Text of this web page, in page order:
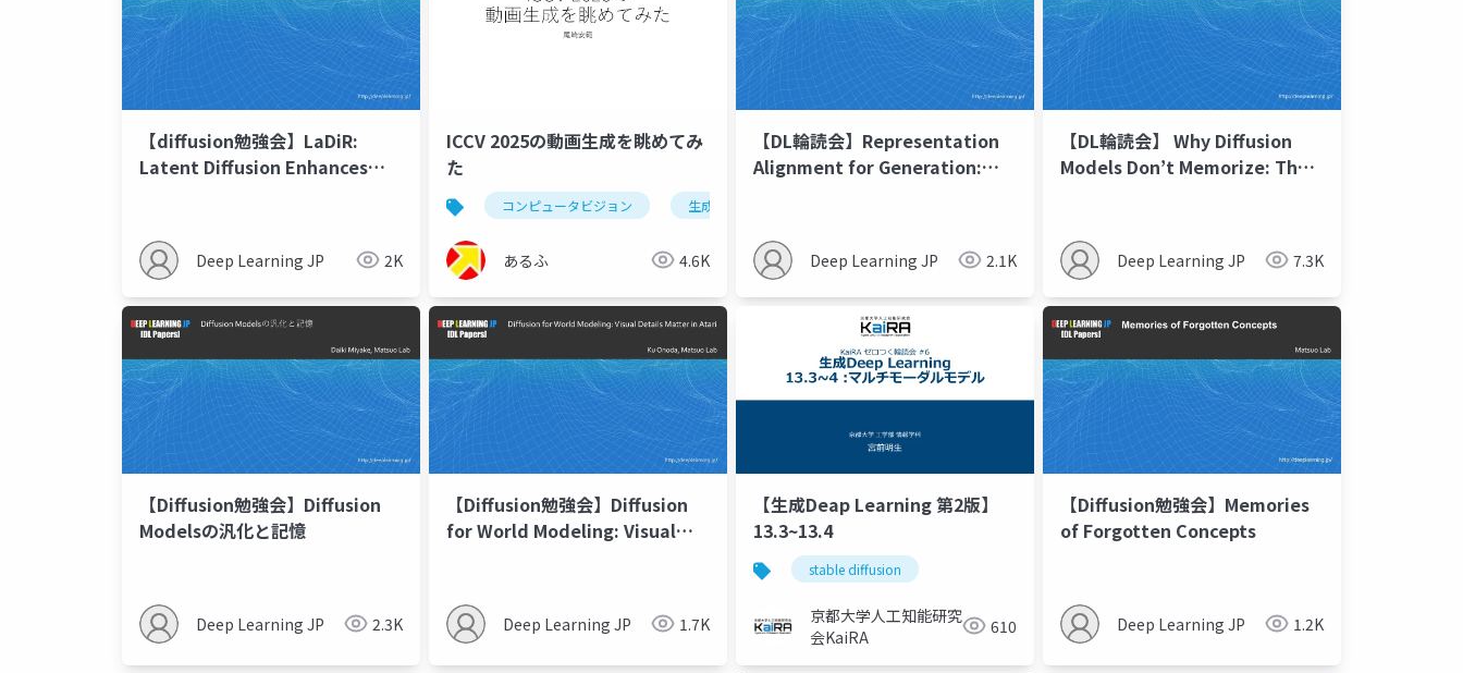
【diffusion勉強会】LaDiR:
Latent Diffusion Enhances
Deep Learning JP 2K
ICCV 2025の動画生成を眺めてみ
た
コンピュータビジョン 生成ai
あるふ 4.6K
【DL輪読会】Representation
Alignment for Generation:
You Think
Deep Learning JP 2.1K
【DL輪読会】 Why Diffusion
Models Don’t Memorize: The
Deep Learning JP 7.3K
【Diffusion勉強会】Diffusion
Modelsの汎化と記憶
Deep Learning JP 2.3K
【Diffusion勉強会】Diffusion
for World Modeling: Visual
Deep Learning JP 1.7K
【生成Deap Learning 第2版】
13.3~13.4
stable diffusion
京都大学人工知能研究
会KaiRA
610
【Diffusion勉強会】Memories
of Forgotten Concepts
Deep Learning JP 1.2K